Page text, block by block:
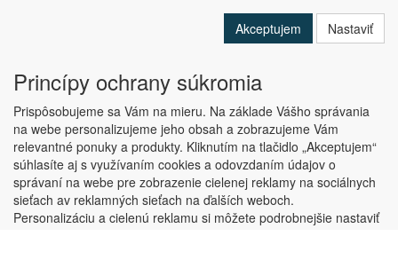
Copyright © ABRA Software a.s. 2019
Akceptujem Nastaviť
Princípy ochrany súkromia
Prispôsobujeme sa Vám na mieru. Na základe Vášho správania
na webe personalizujeme jeho obsah a zobrazujeme Vám
relevantné ponuky a produkty. Kliknutím na tlačidlo „Akceptujem“
súhlasíte aj s využívaním cookies a odovzdaním údajov o
správaní na webe pre zobrazenie cielenej reklamy na sociálnych
sieťach av reklamných sieťach na ďalších weboch.
Personalizáciu a cielenú reklamu si môžete podrobnejšie nastaviť